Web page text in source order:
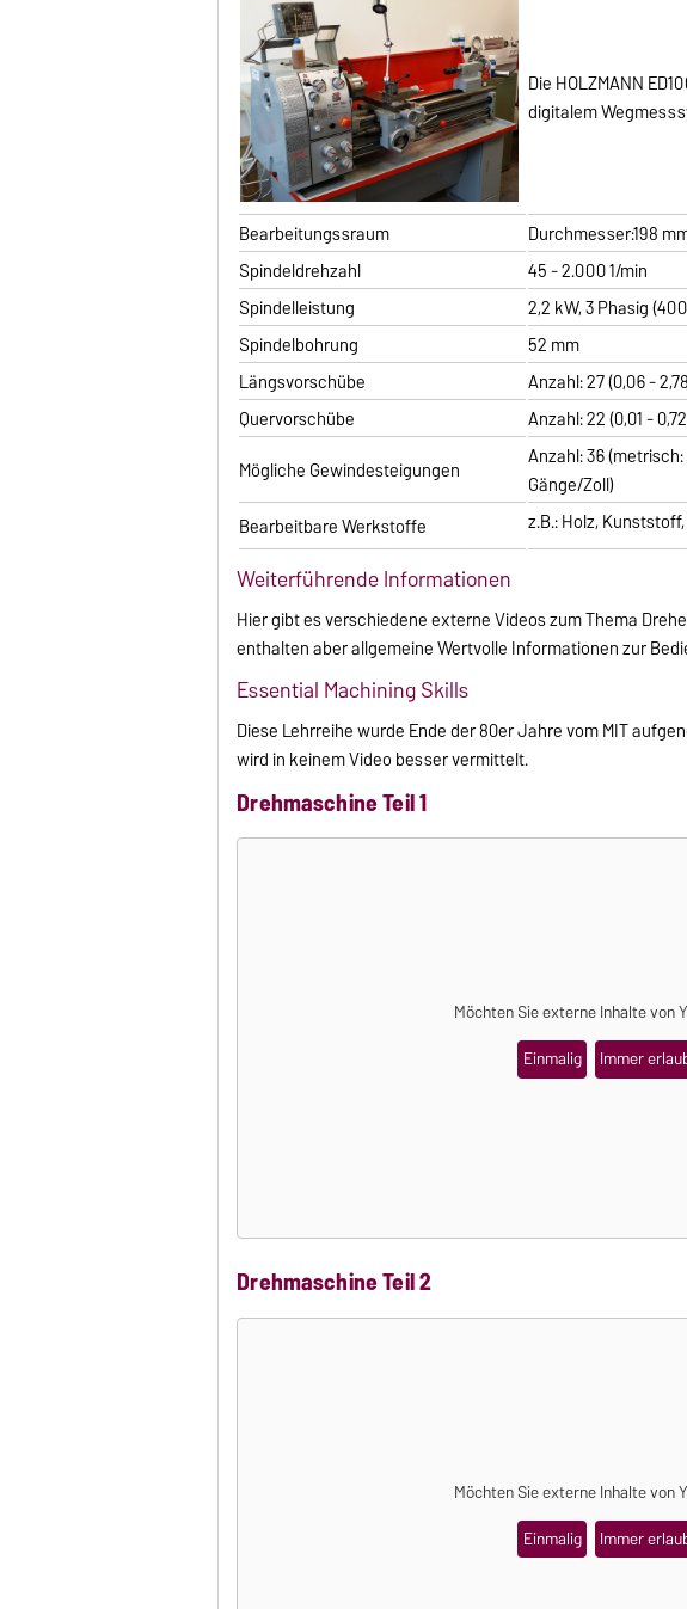
Die HOLZMANN
digitalem
Bearbeitungssraum
Durchmesser:198
Spindeldrehzahl
45 - 2.000 1/min
Spindelleistung
2,2 kW, 3 Phasig
Spindelbohrung
52 mm
Längsvorschübe
Anzahl: 27 (0,06 -
Quervorschübe
Anzahl: 22 (0,01 -
Mögliche Gewindesteigungen
Anzahl: 36
Gänge/Zoll)
Bearbeitbare Werkstoffe
z.B.: Holz,
Weiterführende Informationen
Hier gibt es verschiedene externe Videos zum Thema
enthalten aber allgemeine Wertvolle Informationen zur
Essential Machining Skills
Diese Lehrreihe wurde Ende der 80er Jahre vom MIT
wird in keinem Video besser vermittelt.
Drehmaschine Teil 1
Möchten Sie externe Inhalte von
Einmalig
Immer
Drehmaschine Teil 2
Möchten Sie externe Inhalte von
Einmalig
Immer